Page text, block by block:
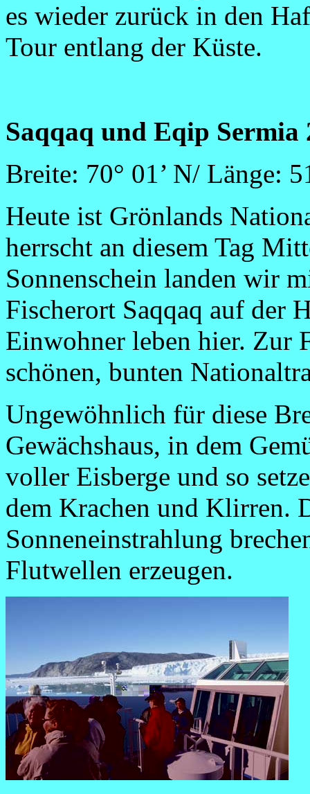
es wieder zurück in den
Tour entlang der Küste.
Saqqaq und Eqip Sermia
Breite: 70° 01’ N/ Länge:
Heute ist Grönlands
herrscht an diesem Tag
Sonnenschein landen wir
Fischerort Saqqaq auf der
Einwohner leben hier. Zur
schönen, bunten
Ungewöhnlich für diese
Gewächshaus, in dem
voller Eisberge und so
dem Krachen und Klirren.
Sonneneinstrahlung
Flutwellen erzeugen.